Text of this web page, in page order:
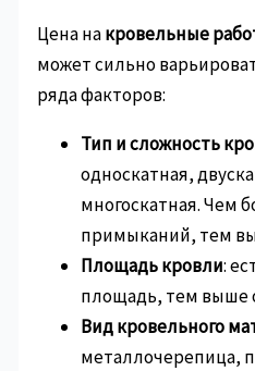
Цена накровельные
может сильно
ряда факторов:
Тип и сложность
односкатная,
многоскатная. Чем
примыканий, тем
Площадь кровли:
площадь, тем выше
Вид кровельного
металлочерепица,